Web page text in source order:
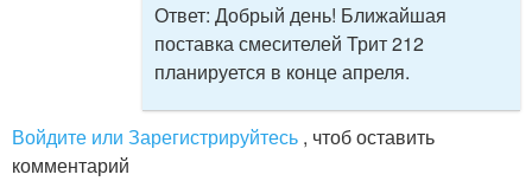
Ответ: Добрый день! Ближайшая
поставка смесителей Трит 212
планируется в конце апреля.
Войдите или Зарегистрируйтесь , чтоб оставить
комментарий